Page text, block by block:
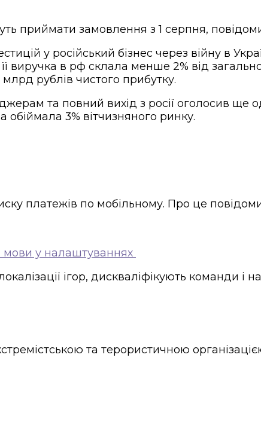
приймати замовлення з 1 серпня,
у російський бізнес через війну в
виручка в рф склала менше 2% від
рублів чистого прибутку.
та повний вихід з росії оголосив ще
обіймала 3% вітчизняного ринку.
платежів по мобільному. Про це
мови у налаштуваннях
ігор, дискваліфікують команди і
та терористичною